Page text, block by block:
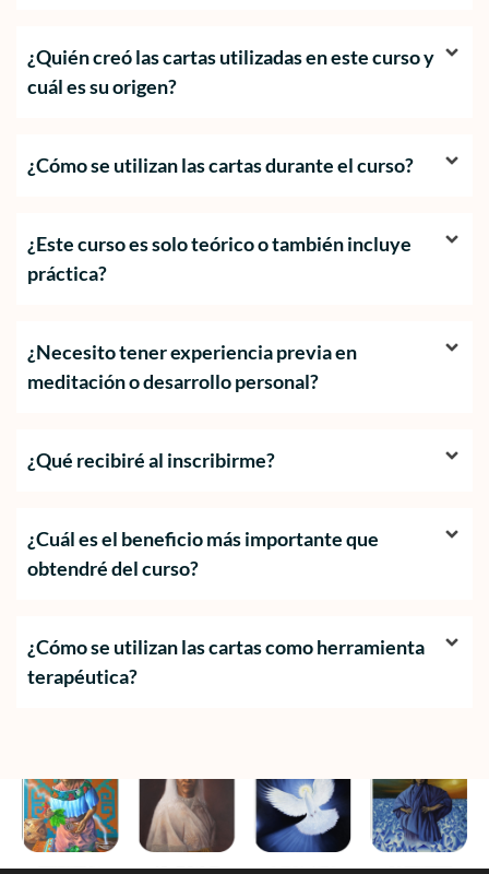
¿Quién creó las cartas utilizadas en este curso y
cuál es su origen?
¿Cómo se utilizan las cartas durante el curso?
¿Este curso es solo teórico o también incluye
práctica?
¿Necesito tener experiencia previa en
meditación o desarrollo personal?
¿Qué recibiré al inscribirme?
¿Cuál es el beneficio más importante que
obtendré del curso?
¿Cómo se utilizan las cartas como herramienta
terapéutica?
Descubre las Tablas del Espíritu